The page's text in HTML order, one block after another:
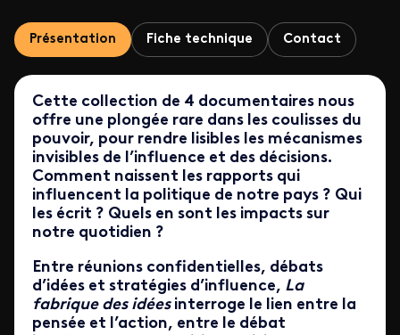
Présentation Fiche technique Contact
Cette collection de 4 documentaires nous
offre une plongée rare dans les coulisses du
pouvoir, pour rendre lisibles les mécanismes
invisibles de l’influence et des décisions.
Comment naissent les rapports qui
influencent la politique de notre pays ? Qui
les écrit ? Quels en sont les impacts sur
notre quotidien ?
Entre réunions confidentielles, débats
d’idées et stratégies d’influence, La
fabrique des idéesinterroge le lien entre la
pensée et l’action, entre le débat